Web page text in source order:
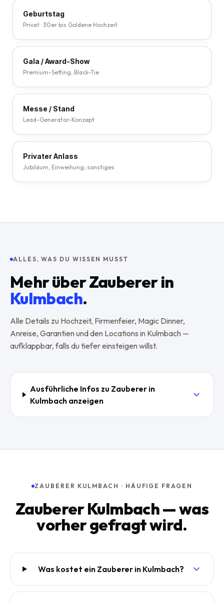
Geburtstag
Privat · 30er bis Goldene Hochzeit
Gala / Award-Show
Premium-Setting, Black-Tie
Messe / Stand
Lead-Generator-Konzept
Privater Anlass
Jubiläum, Einweihung, sonstiges
ALLES, WAS DU WISSEN MUSST
Mehr über Zauberer in
Kulmbach.
Alle Details zu Hochzeit, Firmenfeier, Magic Dinner,
Anreise, Garantien und den Locations in Kulmbach —
aufklappbar, falls du tiefer einsteigen willst.
Ausführliche Infos zu Zauberer in
Kulmbachanzeigen
ZAUBERER KULMBACH · HÄUFIGE FRAGEN
Zauberer Kulmbach — was
vorher gefragt wird.
Was kostet ein Zauberer in Kulmbach?